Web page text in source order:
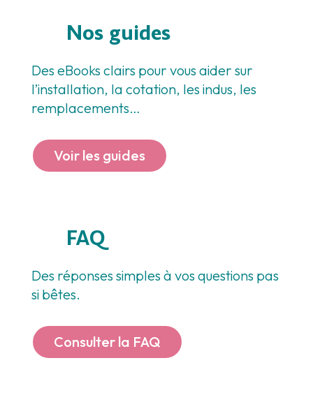
Nos guides
Des eBooks clairs pour vous aider sur
l’installation, la cotation, les indus, les
remplacements…
Voir les guides
FAQ
Des réponses simples à vos questions pas
si bêtes.
Consulter la FAQ